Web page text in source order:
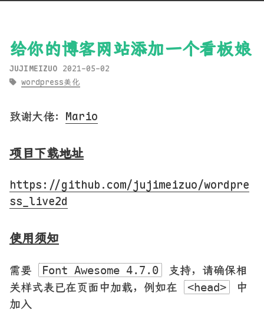
给你的博客网站添加一个看板娘
JUJIMEIZUO 2021-05-02
wordpress美化
致谢大佬： Mario
项目下载地址
https://github.com/jujimeizuo/wordpre
ss_live2d
使用须知
需要 Font Awesome 4.7.0
支持，请确保相
关样式表已在页面中加载，例如在
<head>
中
加入